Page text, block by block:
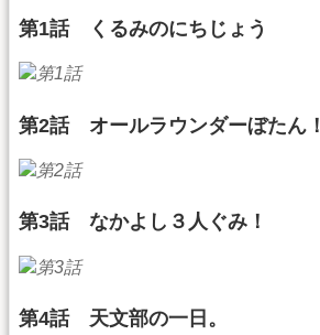
第1話 くるみのにちじょう
第2話 オールラウンダーぼたん！
第3話 なかよし３人ぐみ！
第4話 天文部の一日。